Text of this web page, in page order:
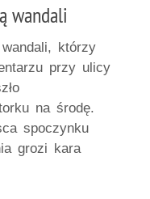
wandali
którzy
przy ulicy
na środę.
spoczynku
grozi kara